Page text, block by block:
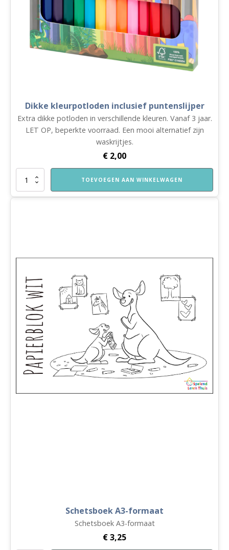
Dikke kleurpotloden inclusief puntenslijper
Extra dikke potloden in verschillende kleuren. Vanaf 3 jaar.
LET OP, beperkte voorraad. Een mooi alternatief zijn
waskrijtjes.
€ 2,00
Dikke
inclusief
TOEVOEGEN AAN WINKELWAGEN
Schetsboek A3-formaat
Schetsboek A3-formaat
€3,25